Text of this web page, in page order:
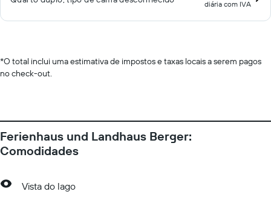
diária com IVA
*O total inclui uma estimativa de impostos e taxas locais a serem pagos
no check-out.
Ferienhaus und Landhaus Berger:
Comodidades
Vista do lago